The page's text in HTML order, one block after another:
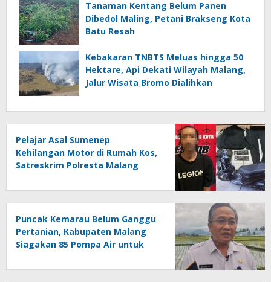
Tanaman Kentang Belum Panen
Dibedol Maling, Petani Brakseng Kota
Batu Resah
Kebakaran TNBTS Meluas hingga 50
Hektare, Api Dekati Wilayah Malang,
Jalur Wisata Bromo Dialihkan
Pelajar Asal Sumenep
Kehilangan Motor di Rumah Kos,
Satreskrim Polresta Malang
Puncak Kemarau Belum Ganggu
Pertanian, Kabupaten Malang
Siagakan 85 Pompa Air untuk